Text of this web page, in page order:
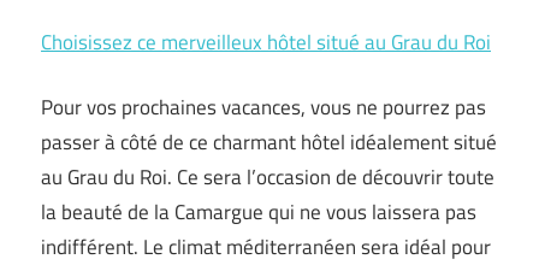
Choisissez ce merveilleux hôtel situé au Grau du Roi
Pour vos prochaines vacances, vous ne pourrez pas
passer à côté de ce charmant hôtel idéalement situé
au Grau du Roi. Ce sera l’occasion de découvrir toute
la beauté de la Camargue qui ne vous laissera pas
indifférent. Le climat méditerranéen sera idéal pour